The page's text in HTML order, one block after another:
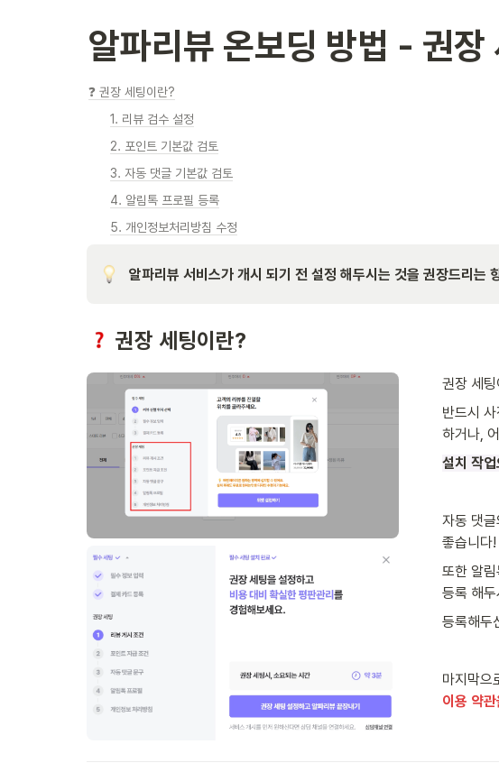
알파리뷰 온보딩 방법 - 권장
❓ 권장 세팅이란?
1. 리뷰 검수 설정
2. 포인트 기본값 검토
3. 자동 댓글 기본값 검토
4. 알림톡 프로필 등록
5. 개인정보처리방침 수정
알파리뷰 서비스가 개시 되기 전 설정 해두시는 것을 권장드리는
권장 세팅이란?
권장 세
반드시
하거나,
설치 작
자동 댓
좋습니다!
또한 알
등록 해
등록해두
마지막으
이용 약